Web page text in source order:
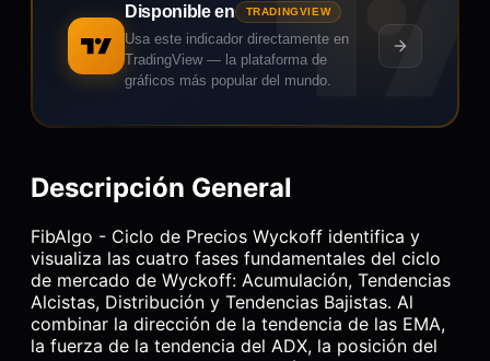
Disponible en TRADINGVIEW
Usa este indicador directamente en
TradingView — la plataforma de
gráficos más popular del mundo.
Descripción General
FibAlgo - Ciclo de Precios Wyckoff identifica y
visualiza las cuatro fases fundamentales del ciclo
de mercado de Wyckoff: Acumulación, Tendencias
Alcistas, Distribución y Tendencias Bajistas. Al
combinar la dirección de la tendencia de las EMA,
la fuerza de la tendencia del ADX, la posición del